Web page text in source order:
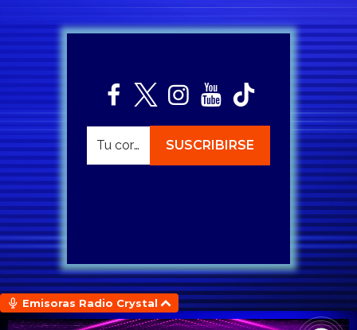
Emisoras Radio Crystal